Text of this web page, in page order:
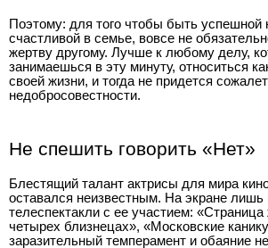
Поэтому: для того чтобы быть успешной
счастливой в семье, вовсе не
жертву другому. Лучше к любому делу,
занимаешься в эту минуту, относиться
своей жизни, и тогда не придется
недобросовестности.
Не спешить говорить «Нет»
Блестящий талант актрисы для мира
оставался неизвестным. На экране лишь
телеспектакли с ее участием:
четырех близнецах», «Московские
заразительный темперамент и обаяние